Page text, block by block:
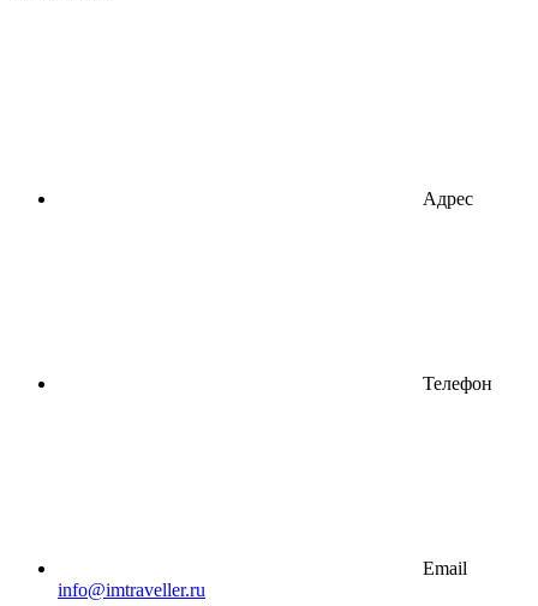
Адрес
Телефон
Email
info@imtraveller.ru